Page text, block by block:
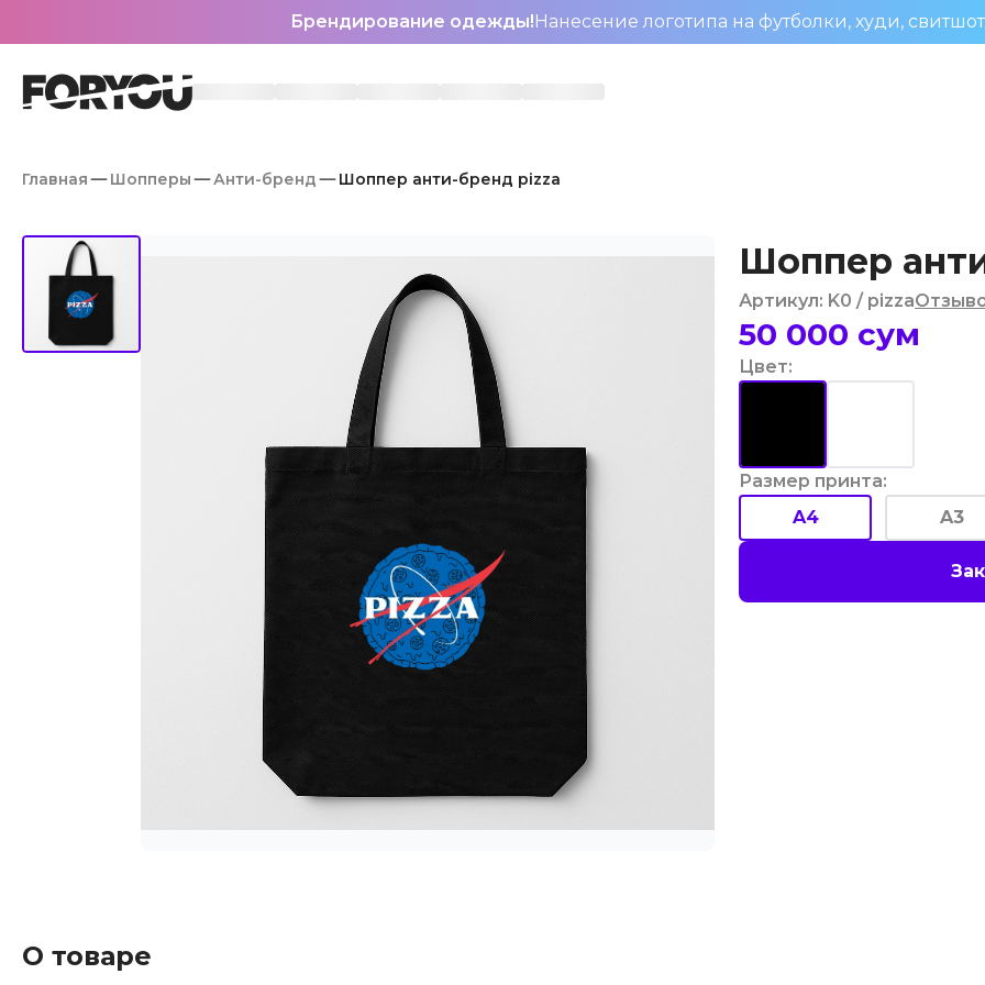
Брендирование одежды!Нанесение логотипа на футболки, худи,
Главная Шопперы Анти-бренд Шоппер анти-бренд pizza
Шоппер
Артикул: K0 / pizza
50 000 сум
Цвет:
Размер принта:
A4
A3
О товаре